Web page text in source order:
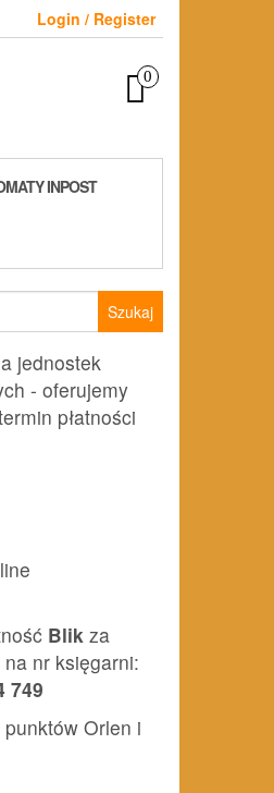
Login / Register
0
INPOST
jednostek
- oferujemy
płatności
Blik za
nr księgarni:
749
Orlen i